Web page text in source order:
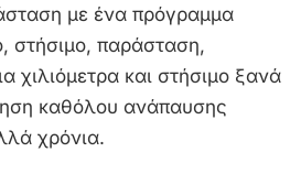
με ένα πρόγραμμα
στήσιμο, παράσταση,
χιλιόμετρα και στήσιμο ξανά
καθόλου ανάπαυσης
χρόνια.